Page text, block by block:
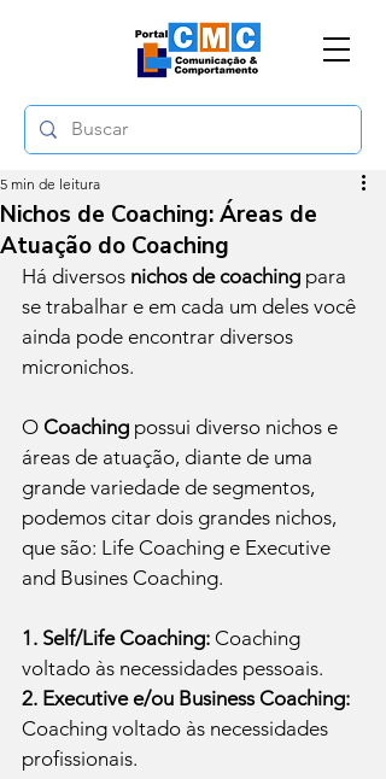
Nichos de Coaching: Áreas de
Atuação do Coaching
5 min de leitura
Há diversos nichos de coaching para
se trabalhar e em cada um deles você
ainda pode encontrar diversos
micronichos.
O Coaching possui diverso nichos e
áreas de atuação, diante de uma
grande variedade de segmentos,
podemos citar dois grandes nichos,
que são: Life Coaching e Executive
and Busines Coaching.
1. Self/Life Coaching: Coaching
voltado às necessidades pessoais.
2. Executive e/ou Business Coaching:
Coaching voltado às necessidades
profissionais.